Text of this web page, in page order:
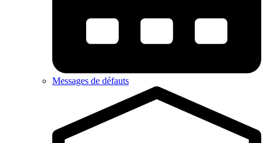
Messages de défauts